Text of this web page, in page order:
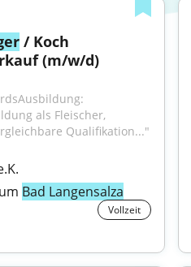
/ Koch
(m/w/d)
Qualifikation..."
Bad Langensalza
Vollzeit